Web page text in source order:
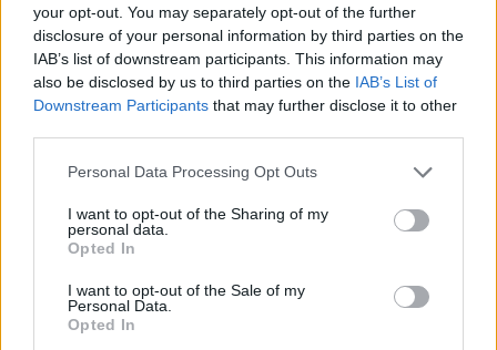
your opt-out. You may separately opt-out of the further
disclosure of your personal information by third parties on the
IAB’s list of downstream participants. This information may
also be disclosed by us to third parties on the IAB’s List of
Downstream Participants that may further disclose it to other
Please note that this website/app uses one or more Google
not limited to your visit or usage behaviour. You may click to
grant or deny consent to Google and its third-party tags to
use your data for below specified purposes in below Google
consent section.
Personal Data Processing Opt Outs
I want to opt-out of the Sharing of my
personal data.
Opted In
I want to opt-out of the Sale of my
Personal Data.
Opted In
Luc Besson még mindig reménykedik, hogy a
csalódást keltő eredmény ellenére elkészül a
Valerian második része.
millió dollárból készült, viszont sajnos
a fogadtatása
vegyes volt,
milliót kalapolt össze a világ mozipénztárainál.
A rendező, Luc Besson, azonban nincs kétségbe esve
és még mindig bízik a második rész elkészültében. (